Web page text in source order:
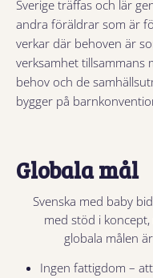
Sverige träffas och lär
andra föräldrar som är
verkar där behoven är
verksamhet tillsammans
behov och de
bygger på
Globala mål
Svenska med baby
med stöd i
globala målen
Ingen fattigdom –